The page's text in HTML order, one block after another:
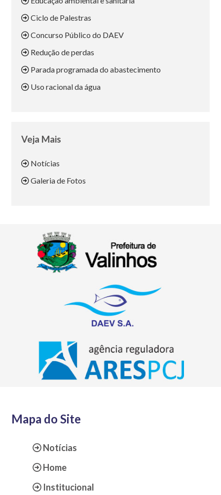
Ciclo de Palestras
Concurso Público do DAEV
Redução de perdas
Parada programada do abastecimento
Uso racional da água
Veja Mais
Notícias
Galeria de Fotos
Mapa do Site
Notícias
Home
Institucional